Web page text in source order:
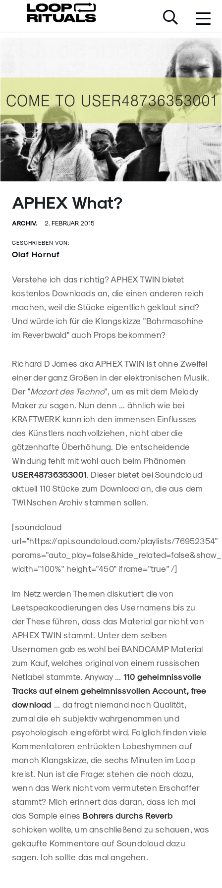
APHEX What?
ARCHIV. 2. FEBRUAR 2015
GESCHRIEBEN VON:
Olaf Hornuf
Verstehe ich das richtig? APHEX TWIN bietet
kostenlos Downloads an, die einen anderen reich
machen, weil die Stücke eigentlich geklaut sind?
Und würde ich für die Klangskizze "Bohrmaschine
im Reverbwald" auch Props bekommen?
Richard D James aka APHEX TWIN ist ohne Zweifel
einer der ganz Großen in der elektronischen Musik.
Der "Mozart des Techno", um es mit dem Melody
Maker zu sagen. Nun denn ... ähnlich wie bei
KRAFTWERK kann ich den immensen Einflusses
des Künstlers nachvollziehen, nicht aber die
götzenhafte Überhöhung. Die entscheidende
Windung fehlt mit wohl auch beim Phänomen
USER48736353001. Dieser bietet bei Soundcloud
aktuell 110 Stücke zum Download an, die aus dem
TWINschen Archiv stammen sollen.
[soundcloud
url="https://api.soundcloud.com/playlists/76952354"
width="100%" height="450" iframe="true" /]
Im Netz werden Themen diskutiert die von
Leetspeakcodierungen des Usernamens bis zu
der These führen, dass das Material gar nicht von
APHEX TWIN stammt. Unter dem selben
Usernamen gab es wohl bei BANDCAMP Material
zum Kauf, welches original von einem russischen
Netlabel stammte. Anyway ... 110 geheimnissvolle
Tracks auf einem geheimnissvollen Account, free
download ... da fragt niemand nach Qualität,
zumal die eh subjektiv wahrgenommen und
psychologisch eingefärbt wird. Folglich finden viele
Kommentatoren entrückten Lobeshymnen auf
manch Klangskizze, die sechs Minuten im Loop
kreist. Nun ist die Frage: stehen die noch dazu,
wenn das Werk nicht vom vermuteten Erschaffer
stammt? Mich erinnert das daran, dass ich mal
das Sample eines Bohrers durchs Reverb
schicken wollte, um anschließend zu schauen, was
gekaufte Kommentare auf Soundcloud dazu
sagen. Ich sollte das mal angehen.